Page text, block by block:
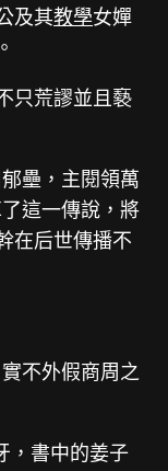
及其教學女嬋
只荒謬並且褻
壘，主閱領萬
這一傳說，將
在后世傳播不
不外假商周之
，書中的姜子